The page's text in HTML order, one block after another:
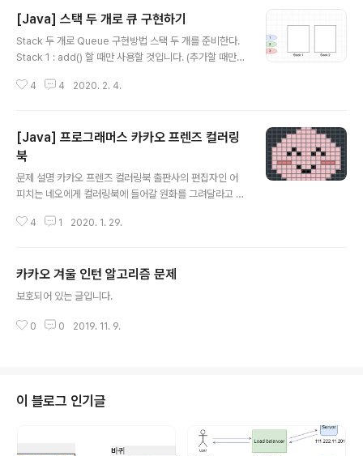
문자 배열이 같은지 비교한다. 문자열을 정렬한 후 비교해
서 같다면 문자의 종류, 빈도가 같으니 Anagram이라 할
수 있습니다. 코드 import java.util.Arrays; public cla
tring str1, String str2) { // 1...
[Java] 스택 두 개로 큐 구현하기
Stack 두 개로 Queue 구현방법 스택 두 개를 준비한다.
Stack 1 : add() 할 때만 사용할 것입니다. (추가할 때만
다. (읽는 연산이 필요할 때 사용) 2. add 1번 스택에 원소
서와 동일하게 됨) 2. 2번 스택에서 pop시킨다. 만약 2번
스택이 비어있지 않다면 1번 과정을 생략한다. 2번 스택이
비어있지 않은 상태로 1번 과정을 진행하면 원소들의 순서
가 뒤죽박죽으로 섞일 수 있다. 4. size 두 스택에 있는 원
4 4 2020. 2. 4.
[Java] 프로그래머스 카카오 프렌즈 컬러링
북
문제 설명 카카오 프렌즈 컬러링북 출판사의 편집자인 어
피치는 네오에게 컬러링북에 들어갈 원화를 그려달라고 부
순으로 컬러링북에 넣고 싶었던 어피치는 영역이 많으면
로 연결된 같은 색상의 공간을 의미한다.) 그림에 몇 개의
영역이 있는지와 가장 큰 영역의 넓이는 얼마인지 계산하
이루어져 있으며, 가장 넓은 영역은 어피치의 얼굴면으로
4 1 2020. 1. 29.
카카오 겨울 인턴 알고리즘 문제
보호되어 있는 글입니다.
0 0 2019. 11. 9.
이 블로그 인기글